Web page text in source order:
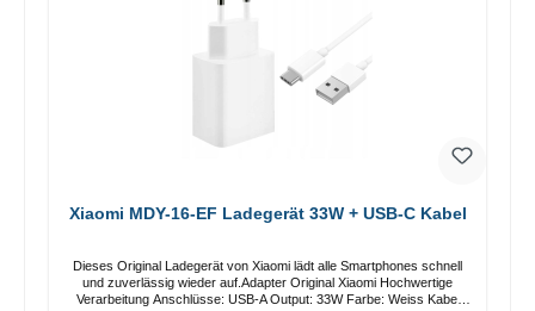
Xiaomi MDY-16-EF Ladegerät 33W + USB-C Kabel
Dieses Original Ladegerät von Xiaomi lädt alle Smartphones schnell
und zuverlässig wieder auf.Adapter Original Xiaomi Hochwertige
Verarbeitung Anschlüsse: USB-A Output: 33W Farbe: Weiss Kabel